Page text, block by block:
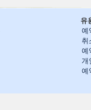
유
예
취
예
개
예